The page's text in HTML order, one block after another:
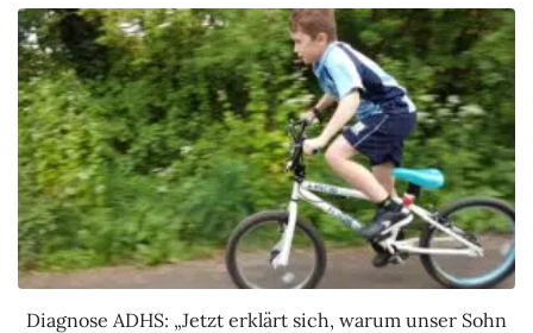
Diagnose ADHS: „Jetzt erklärt sich, warum unser Sohn